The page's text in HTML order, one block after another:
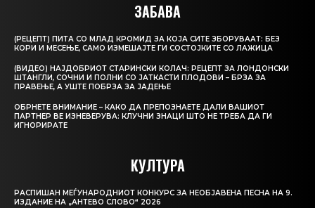
ЗАБАВА
(РЕЦЕПТ) ПИТА СО МЛАД КРОМИД ЗА КОЈА СИТЕ ЗБОРУВААТ: БЕЗ
КОРИ И МЕСЕЊЕ, САМО ИЗМЕШАЈТЕ ГИ СОСТОЈКИТЕ СО ЛАЖИЦА
(ВИДЕО) НАЈДОБРИОТ СТАРИНСКИ КОЛАЧ: РЕЦЕПТ ЗА ЛОНДОНСКИ
ШТАНГЛИ, СОЧНИ И ПОЛНИ СО ЈАТКАСТИ ПЛОДОВИ – БРЗА ЗА
ПРАВЕЊЕ, А УШТЕ ПОБРЗА ЗА ЈАДЕЊЕ
ОБРНЕТЕ ВНИМАНИЕ – КАКО ДА ПРЕПОЗНАЕТЕ ДАЛИ ВАШИОТ
ПАРТНЕР ВЕ ИЗНЕВЕРУВА: КЛУЧНИ ЗНАЦИ ШТО НЕ ТРЕБА ДА ГИ
ИГНОРИРАТЕ
КУЛТУРА
РАСПИШАН МЕЃУНАРОДНИОТ КОНКУРС ЗА НЕОБЈАВЕНА ПЕСНА НА 9.
ИЗДАНИЕ НА „АНТЕВО СЛОВО“ 2026